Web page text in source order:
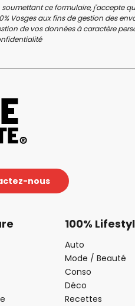
soumettant ce formulaire, j'accepte
Vosges aux fins de gestion des
de vos données à caractère
nous
100%
Auto
Mode / Beauté
Conso
Déco
Recettes